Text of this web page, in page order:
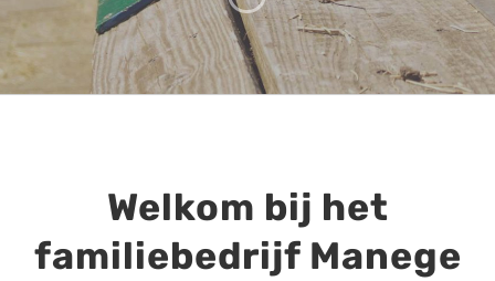
Welkom bij het
familiebedrijf Manege